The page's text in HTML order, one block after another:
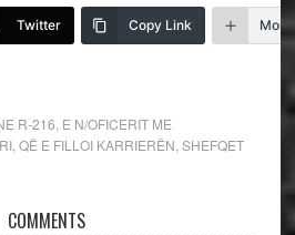
Twitter Copy Link More
R-216 E N/OFICERIT ME
, QË E FILLOI KARRIERËN SHEFQET
COMMENTS